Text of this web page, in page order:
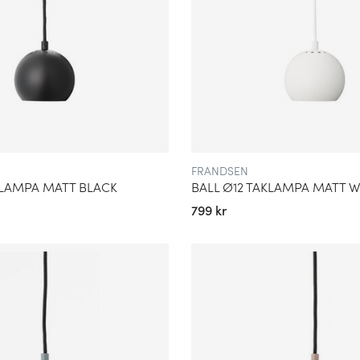
MATT BLACK
FRANDSEN
BALL Ø12 TAKLAMPA MATT
799 kr